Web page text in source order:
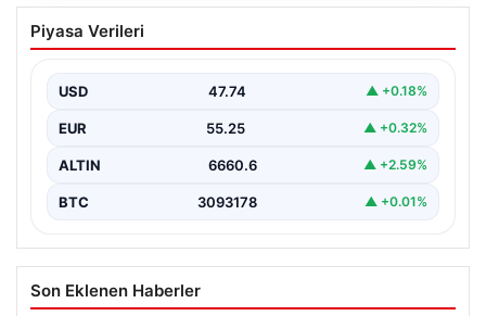
Kelebek.Org İle Çevrim içi İletişimin
Güvenli Adresi Ve Chat Deneyimi
kurması büyük bir hassasiyet ifade etmektedir.
Güncel…
Piyasa Verileri
USD 47.74 ▲ +0.18%
EUR 55.25 ▲ +0.32%
ALTIN 6660.6 ▲ +2.59%
BTC 3093178 ▲ +0.01%
Son Eklenen Haberler